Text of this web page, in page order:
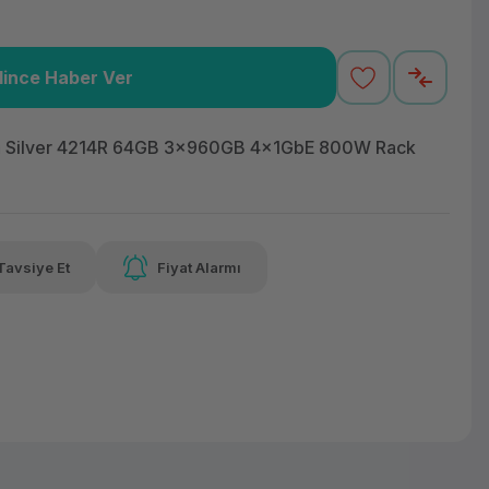
varan taksit
Özel indirim fırsatı
TLx 12
taksit
Havalelerde
Özel indirim fırsatı
Haber Ver
Silver 4214R 64GB 3x960GB 4x1GbE 800W Rack
Et Fiyat Alarmı